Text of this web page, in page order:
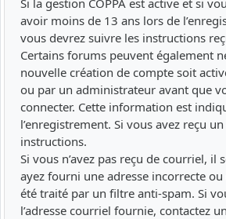
avoir moins de 13 ans lors de
vous devrez suivre les instructions
Certains forums peuvent également
nouvelle création de compte soit
ou par un administrateur avant que
connecter. Cette information est
l’enregistrement. Si vous avez reçu
instructions.
Si vous n’avez pas reçu de courriel, il
ayez fourni une adresse incorrecte
été traité par un filtre anti-spam. Si
l’adresse courriel fournie, contactez